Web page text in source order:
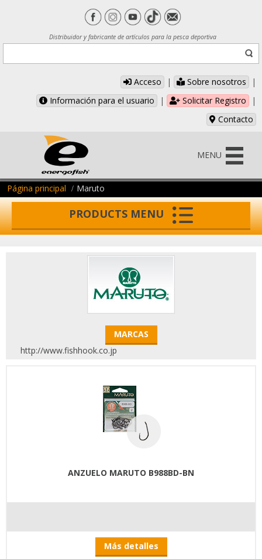
Distribuidor y fabricante de artículos para la pesca deportiva
Acceso | Sobre nosotros
|
Información para el usuario
| Solicitar Registro
|
Contacto
MENU
Página principal Maruto
PRODUCTS MENU
MARCAS
http://www.fishhook.co.jp
ANZUELO MARUTO B988BD-BN
Más detalles